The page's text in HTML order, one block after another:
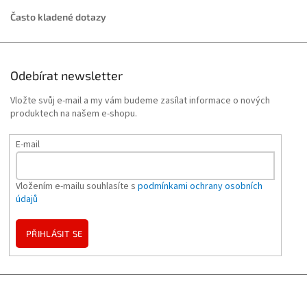
Často kladené dotazy
Odebírat newsletter
Vložte svůj e-mail a my vám budeme zasílat informace o nových
produktech na našem e-shopu.
E-mail
Vložením e-mailu souhlasíte s podmínkami ochrany osobních
údajů
PŘIHLÁSIT SE